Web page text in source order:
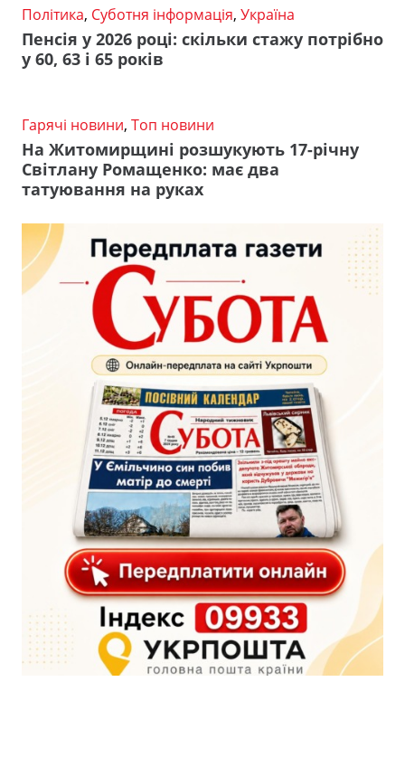
Політика, Суботня інформація, Україна
Пенсія у 2026 році: скільки стажу потрібно
у 60, 63 і 65 років
Гарячі новини, Топ новини
На Житомирщині розшукують 17-річну
Світлану Ромащенко: має два
татуювання на руках